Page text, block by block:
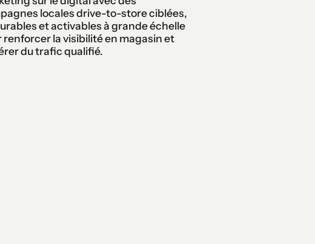
locales drive-to-store ciblées,
et activables à grande échelle
renforcer la visibilité en magasin et
du trafic qualifié.